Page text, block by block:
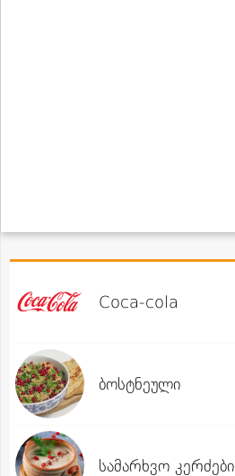
Coca-cola
ბოსტნეული
სამარხვო კერძები